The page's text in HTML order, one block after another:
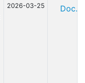
2026-03-25 Doc.